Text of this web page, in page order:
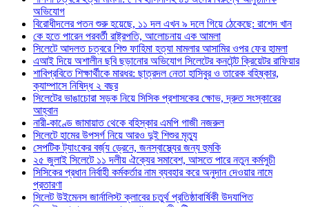
অভিযোগ
বিরোধীদলের পতন শুরু হয়েছে, ১১ দল এখন ৯ দলে গিয়ে ঠেকেছে: রাশেদ খান
কে হতে পারেন পরবর্তী রাষ্ট্রপতি, আলোচনায় এক আমলা
সিলেটে আদলত চত্বরে শিশু ফাহিমা হত্যা মামলার আসামির ওপর ফের হামলা
এআই দিয়ে অশালীন ছবি ছড়ানোর অভিযোগ সিলেটের কনটেন্ট ক্রিয়েটর রাফিয়ার
শাবিপ্রবিতে শিক্ষার্থীকে মারধর: ছাত্রদল নেতা হাসিবুর ও তারেক বহিষ্কার,
ক্যাম্পাসে নিষিদ্ধ ২ বছর
সিলেটের ভাঙাচোরা সড়ক নিয়ে সিসিক প্রশাসকের ক্ষোভ, দ্রুত সংস্কারের
আহ্বান
নারী-কাণ্ডে জামায়াত থেকে বহিস্কার এমপি গাজী নজরুল
সিলেটে হামের উপসর্গ নিয়ে আরও দুই শিশুর মৃত্যু
সেপটিক ট্যাংকের বর্জ্য ড্রেনে, জনস্বাস্থ্যের জন্য হুমকি
২৫ জুলাই সিলেটে ১১ দলীয় ঐক্যের সমাবেশ, আসতে পারে নতুন কর্মসুচী
সিসিকের প্রধান নির্বাহী কর্মকর্তার নাম ব্যবহার করে অনুদান দেওয়ার নামে
প্রতারণা
সিলেট উইমেনস জার্নালিস্ট ক্লাবের চতুর্থ প্রতিষ্ঠাবার্ষিকী উদযাপিত